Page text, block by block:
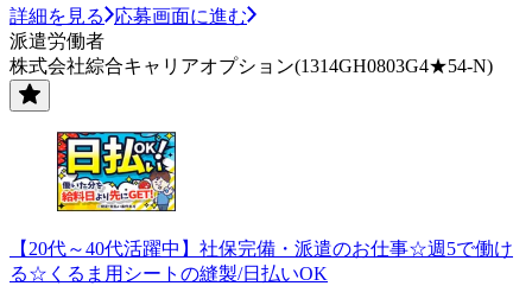
詳細を見る
応募画面に進む
派遣労働者
株式会社綜合キャリアオプション(1314GH0803G4★54-N)
【20代～40代活躍中】社保完備・派遣のお仕事☆週5で働け
る☆くるま用シートの縫製/日払いOK